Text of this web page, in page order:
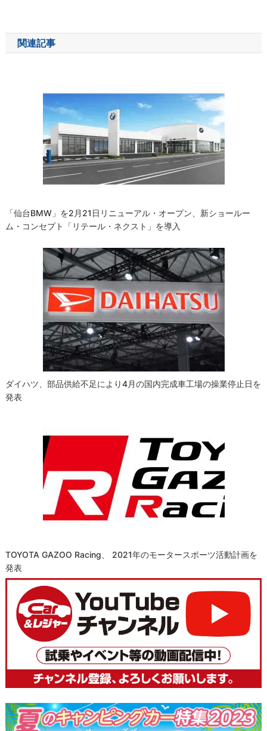
ナ
ビ
関連記事
「仙台BMW」を2月21日リニューアル・オープン、新ショールー
ム・コンセプト「リテール・ネクスト」を導入
ダイハツ、部品供給不足により4月の国内完成車工場の操業停止日を
発表
TOYOTA GAZOO Racing、 2021年のモータースポーツ活動計画を
発表